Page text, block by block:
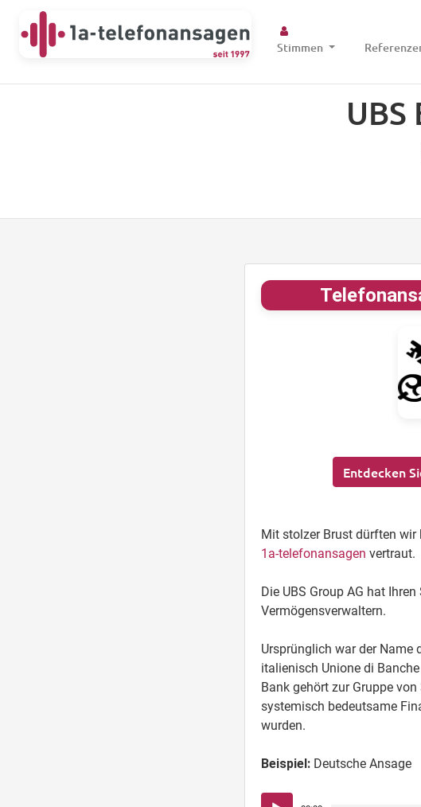
Stimmen
Entdecken
Mit stolzer Brust dürften wir
1a-telefonansagen vertraut.
Die UBS Group AG hat
Vermögensverwaltern.
Ursprünglich war der Name
italienisch Unione di
Bank gehört zur Gruppe
systemisch bedeutsame
wurden.
Beispiel: Deutsche Ansage
Audio-